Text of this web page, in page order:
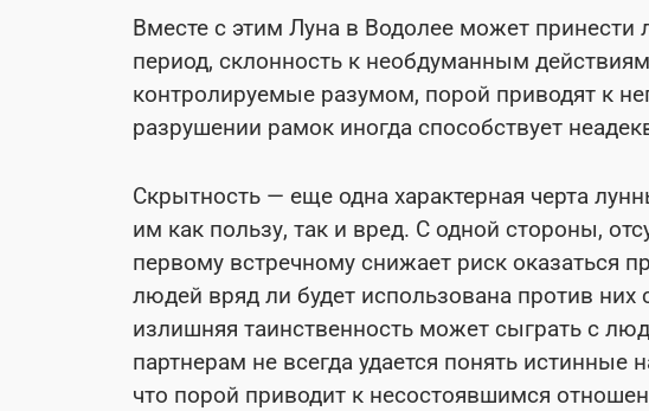
Вместе с этим Луна в Водолее может
период, склонность к необдуманным
контролируемые разумом, порой приводят к
разрушении рамок иногда способствует
Скрытность — еще одна характерная черта
им как пользу, так и вред. С одной стороны,
первому встречному снижает риск оказаться
людей вряд ли будет использована против них
излишняя таинственность может сыграть с
партнерам не всегда удается понять истинные
что порой приводит к несостоявшимся